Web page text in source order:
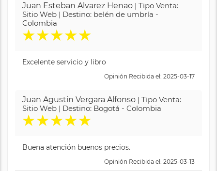
Juan Esteban Alvarez Henao | Tipo Venta:
Sitio Web | Destino: belén de umbría -
Colombia
★★★★★
Excelente servicio y libro
Opinión Recibida el: 2025-03-17
Juan Agustin Vergara Alfonso | Tipo Venta:
Sitio Web | Destino: Bogotá - Colombia
★★★★★
Buena atención buenos precios.
Opinión Recibida el: 2025-03-13